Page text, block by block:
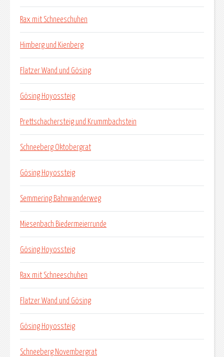
Rax mit Schneeschuhen
Himberg und Kienberg
Flatzer Wand und Gösing
Gösing Hoyossteig
Prettschachersteig und Krummbachstein
Schneeberg Oktobergrat
Gösing Hoyossteig
Semmering Bahnwanderweg
Miesenbach Biedermeierrunde
Gösing Hoyossteig
Rax mit Schneeschuhen
Flatzer Wand und Gösing
Gösing Hoyossteig
Schneeberg Novembergrat